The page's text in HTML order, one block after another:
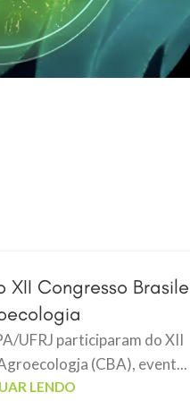
XII Congresso
UFRJ participaram do XII
(CBA), event...
LENDO